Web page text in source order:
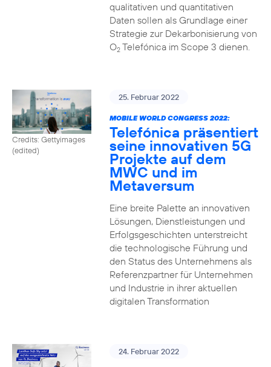
qualitativen und quantitativen
Daten sollen als Grundlage einer
Strategie zur Dekarbonisierung von
O2Telefónica im Scope 3 dienen.
Credits: Gettyimages
(edited)
25. Februar 2022
MOBILE WORLD CONGRESS 2022:
Telefónica präsentiert
seine innovativen 5G
Projekte auf dem
MWC und im
Metaversum
Eine breite Palette an innovativen
Lösungen, Dienstleistungen und
Erfolgsgeschichten unterstreicht
die technologische Führung und
den Status des Unternehmens als
Referenzpartner für Unternehmen
und Industrie in ihrer aktuellen
digitalen Transformation
24. Februar 2022